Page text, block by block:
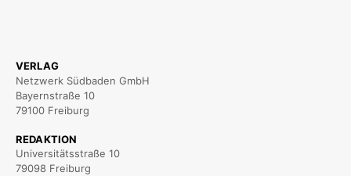
VERLAG
Netzwerk Südbaden GmbH
Bayernstraße 10
79100 Freiburg
REDAKTION
Universitätsstraße 10
79098 Freiburg